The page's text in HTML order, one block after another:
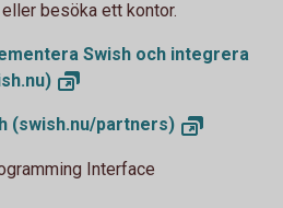
besöka ett kontor.
Swish och integrera
(swish.nu/partners)
Interface